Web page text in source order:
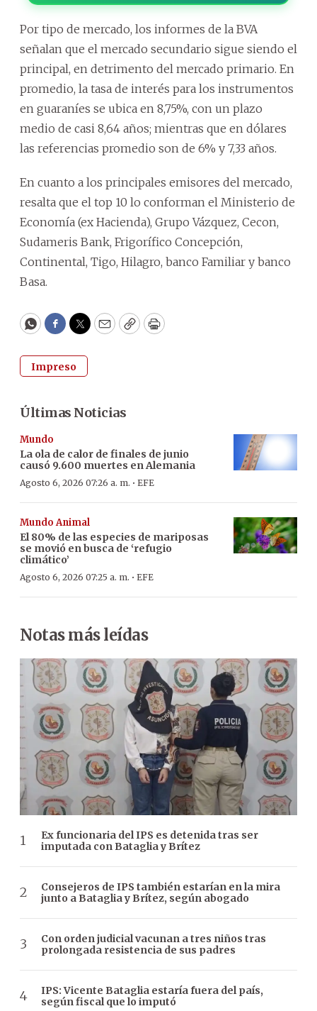
Por tipo de mercado, los informes de la BVA
señalan que el mercado secundario sigue siendo el
principal, en detrimento del mercado primario. En
promedio, la tasa de interés para los instrumentos
en guaraníes se ubica en 8,75%, con un plazo
medio de casi 8,64 años; mientras que en dólares
las referencias promedio son de 6% y 7,33 años.
En cuanto a los principales emisores del mercado,
resalta que el top 10 lo conforman el Ministerio de
Economía (ex Hacienda), Grupo Vázquez, Cecon,
Sudameris Bank, Frigorífico Concepción,
Continental, Tigo, Hilagro, banco Familiar y banco
Basa.
WhatsApp
Facebook
Twitter
EmailCopyPrint
Impreso
Últimas Noticias
Mundo
La ola de calor de finales de junio
causó 9.600 muertes en Alemania
Agosto 6, 2026 07:26 a. m. · EFE
Mundo Animal
El 80% de las especies de mariposas
se movió en busca de ‘refugio
climático’
Agosto 6, 2026 07:25 a. m. · EFE
Notas más leídas
Ex funcionaria del IPS es detenida tras ser
imputada con Bataglia y Brítez
Consejeros de IPS también estarían en la mira
junto a Bataglia y Brítez, según abogado
Con orden judicial vacunan a tres niños tras
prolongada resistencia de sus padres
IPS: Vicente Bataglia estaría fuera del país,
según fiscal que lo imputó